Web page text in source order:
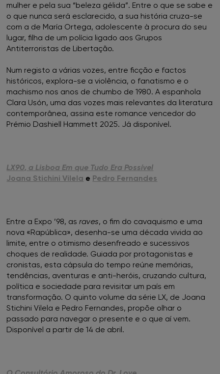
FNAC Mar Shopping
FNAC NOVA SBE
FNAC Oeiras
FNAC Sintra
FNAC UBBO
FNAC Vasco da Gama
FNAC Viana do Castelo
FNAC Vila Real
FNAC Viseu
mulher e pela sua “beleza gélida”. Entre o que se sabe e
o que nunca será esclarecido, a sua história cruza-se
com a de María Ortega, adolescente à procura do seu
lugar, filha de um polícia ligado aos Grupos
Antiterroristas de Libertação.
Num registo a várias vozes, entre ficção e factos
históricos, explora-se a violência, o fanatismo e o
machismo nos anos de chumbo de 1980. A espanhola
Clara Usón, uma das vozes mais relevantes da literatura
contemporânea, assina este romance vencedor do
Prémio Dashiell Hammett 2025. Já disponível.
LX90, a Lisboa Em que Tudo Era Possível
Joana Stichini Vilela e Pedro Fernandes
Entre a Expo ’98, asraves, o fim do cavaquismo e uma
nova «Rapública», desenha-se uma década vivida ao
limite, entre o otimismo desenfreado e sucessivos
choques de realidade. Guiada por protagonistas e
cronistas, esta cápsula do tempo reúne memórias,
tendências, aventuras e anti-heróis, cruzando cultura,
política e sociedade para revisitar um país em
transformação. O quinto volume da série LX, de Joana
Stichini Vilela e Pedro Fernandes, propõe olhar o
passado para navegar o presente e o que aí vem.
Disponível a partir de 14 de abril.